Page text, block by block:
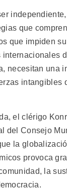
que
que impiden
internacionales
necesitan una
intangibles
el clérigo
del Consejo
la
provoca
la